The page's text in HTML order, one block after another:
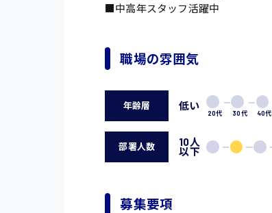
■中高年スタッフ活躍中
職場の雰囲気
年齢層 低い
20代 30代 40代
部署人数 10人
以下
募集要項